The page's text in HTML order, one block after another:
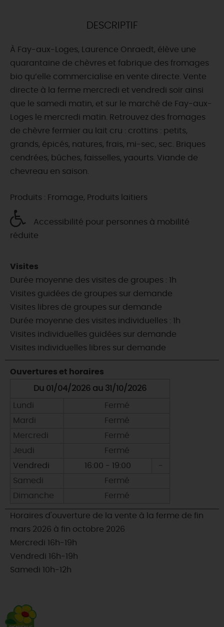
DEMAIN
CETTE SEMAINE
TOUT L'AGENDA
DESCRIPTIF
À Fay-aux-Loges, Laurence Onraedt, élève une
quarantaine de chèvres et fabrique des fromages
bio qu’elle commercialise en vente directe. Vente
directe à la ferme mercredi et vendredi soir ainsi
que le samedi matin, et sur le marché de Fay-aux-
Loges le mercredi matin. Retrouvez des fromages
de chèvre fermier au lait cru : crottins : petits,
grands, épicés, natures, frais, mi-sec, sec. Briques
cendrées, bûches, faisselles, yaourts. Viande de
chevreau en saison.
Produits : Fromage, Produits laitiers
Accessibilité pour personnes à mobilité
réduite
Visites
Durée moyenne des visites de groupes : 1h
Visites guidées de groupes sur demande
Visites libres de groupes sur demande
Durée moyenne des visites individuelles : 1h
Visites individuelles guidées sur demande
Visites individuelles libres sur demande
Ouvertures et horaires
Du 01/04/2026 au 31/10/2026
Lundi
Fermé
Mardi
Fermé
Mercredi
Fermé
Jeudi
Fermé
Vendredi
16:00 - 19:00
-
Samedi
Fermé
Dimanche
Fermé
Horaires d'ouverture de la vente à la ferme de fin
mars 2026 à fin octobre 2026
Mercredi 16h-19h
Vendredi 16h-19h
Samedi 10h-12h